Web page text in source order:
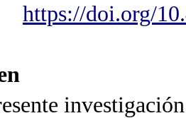
https://doi.org/